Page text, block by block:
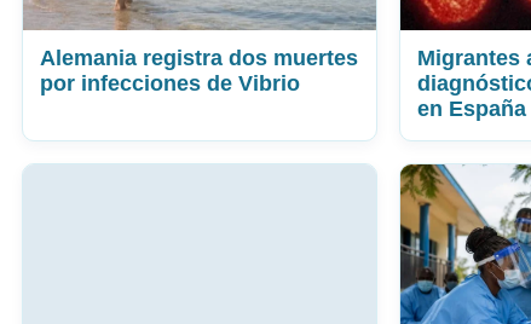
Alemania registra dos muertes
por infecciones de Vibrio
Migrantes
en España